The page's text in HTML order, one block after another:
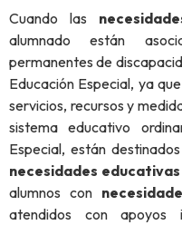
Cuando las
alumnado están
permanentes de
Educación Especial, ya
servicios, recursos y
sistema educativo
Especial, están
necesidades
alumnos con
atendidos con apoyos